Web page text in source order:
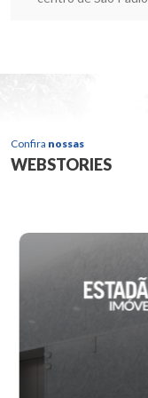
Confira nossas
WEBSTORIES